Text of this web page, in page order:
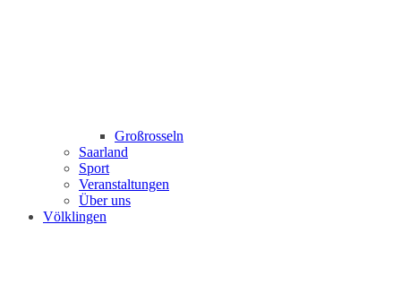
Großrosseln
Saarland
Sport
Veranstaltungen
Über uns
Völklingen